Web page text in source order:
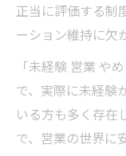
正当に評価する制
ーション維持に欠
「未経験 営業 や
で、実際に未経験
いる方も多く存在
で、営業の世界に